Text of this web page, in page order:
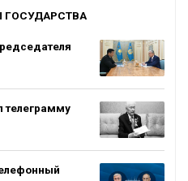
ГОСУДАРСТВА
телеграмму